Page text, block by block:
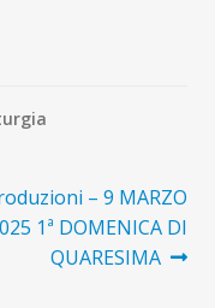
– 9 MARZO
1ª DOMENICA DI
QUARESIMA